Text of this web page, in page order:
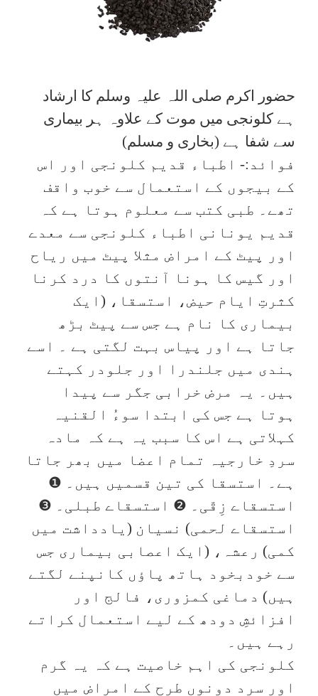
حضور اکرم صلی اللہ علیہ وسلم کا ارشاد
ہے کلونجی میں موت کے علاوہ ہر بیماری
سے شفا ہے (بخاری و مسلم)
فوائد:- اطباء قدیم کلونجی اور اس
کے بیجوں کے استعمال سے خوب واقف
تھے۔ طبی کتب سے معلوم ہوتا ہے کہ
قدیم یونانی اطباء کلونجی سے معدے
اور پیٹ کے امراض مثلا پیٹ میں ریاح
اور گیس کا ہونا آنتوں کا درد کرنا
کثرتِ ایام حیض، استسقا، (ایک
بیماری کا نام ہے جس سے پیٹ بڑھ
جاتا ہے اور پیاس بہت لگتی ہے ۔ اسے
ہندی میں جلندرا اور جلودر کہتے
ہیں۔ یہ مرض خرابی جگر سے پیدا
ہوتا ہے جس کی ابتدا سوءُ القنیہ
کہلاتی ہے اس کا سبب یہ ہے کہ مادہ
سردِ خارجیہ تمام اعضا میں بھر جاتا
ہے۔ استسقا کی تین قسمیں ہیں۔ ❶
استسقاے زِقّی۔ ❷ استسقاے طبلی۔ ❸
استسقاے لحمی) نسیان (یادداشت میں
کمی) رعشہ، (ایک اعصابی بیماری جس
سے خودبخود ہاتھ پاؤں کانپنے لگتے
ہیں) دماغی کمزوری، فالج اور
افزائشِ دودھ کے لیے استعمال کراتے
رہے ہیں۔
کلونجی کی اہم خاصیت ہے کہ یہ گرم
اور سرد دونوں طرح کے امراض میں